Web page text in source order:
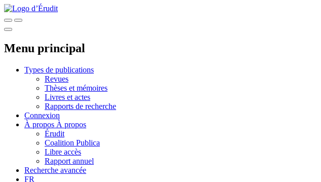
Menu principal
Types de publications
Revues
Thèses et mémoires
Livres et actes
Rapports de recherche
Connexion
À propos À propos
Érudit
Coalition Publica
Libre accès
Rapport annuel
Recherche avancée
FR